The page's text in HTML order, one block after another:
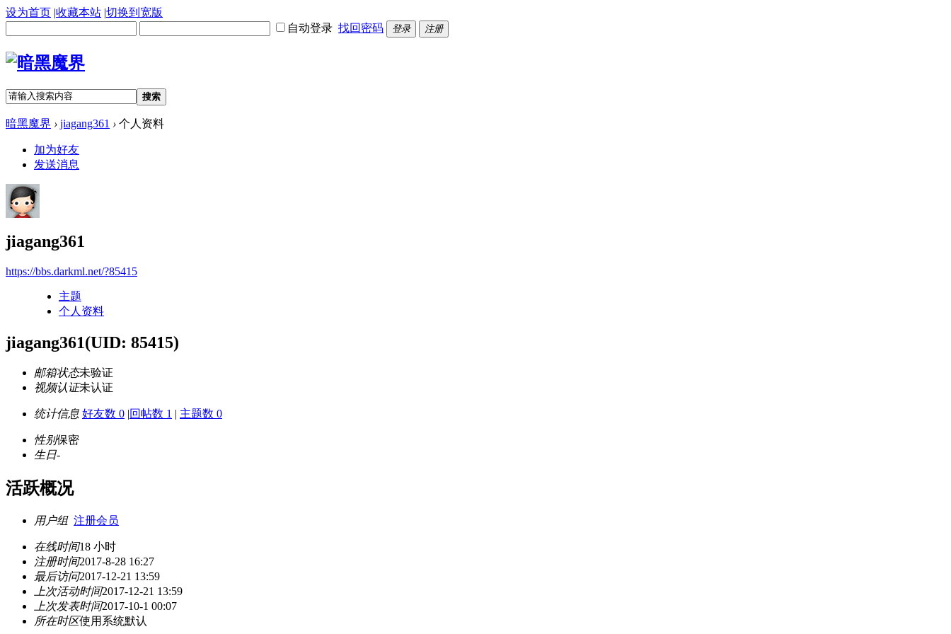
设为首页 |收藏本站 |切换到宽版
自动登录 找回密码 登录 注册
搜索
暗黑魔界 › jiagang361 › 个人资料
加为好友
发送消息
jiagang361
https://bbs.darkml.net/?85415
主题
个人资料
jiagang361(UID: 85415)
邮箱状态未验证
视频认证未认证
统计信息 好友数 0 |回帖数 1 | 主题数 0
性别保密
生日-
活跃概况
用户组 注册会员
在线时间18 小时
注册时间2017-8-28 16:27
最后访问2017-12-21 13:59
上次活动时间2017-12-21 13:59
上次发表时间2017-10-1 00:07
所在时区使用系统默认